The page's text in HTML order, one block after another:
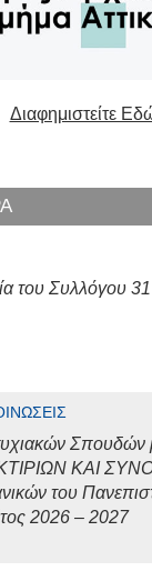
Διαφημιστείτε
του Συλλόγου 31
Σπουδών
ΚΑΙ
του
2026 – 2027